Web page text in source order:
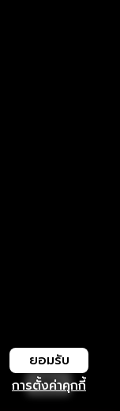
การตั้งค่าคุกกี้
ยอมรับ
เปิด